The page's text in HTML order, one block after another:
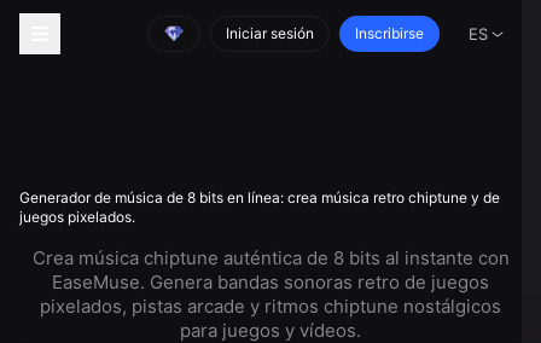
Iniciar sesión Inscribirse ES
Generador de música de 8 bits en línea: crea música retro chiptune y de
juegos pixelados.
Crea música chiptune auténtica de 8 bits al instante con
EaseMuse. Genera bandas sonoras retro de juegos
pixelados, pistas arcade y ritmos chiptune nostálgicos
para juegos y vídeos.